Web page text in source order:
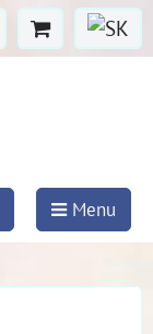
Menu